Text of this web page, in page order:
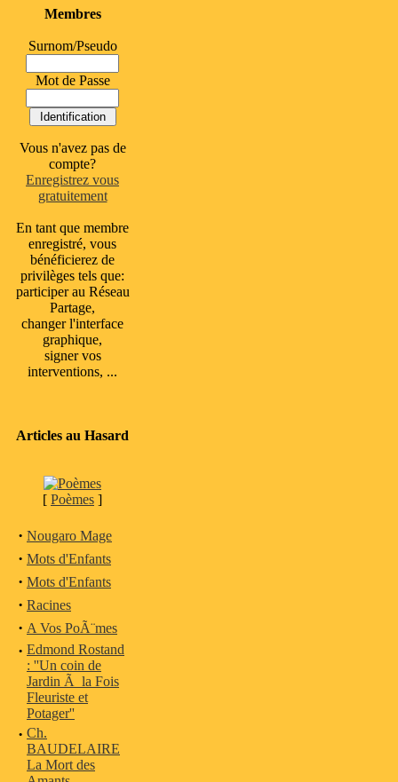
Membres
Surnom/Pseudo
Mot de Passe
Vous n'avez pas de
compte?
Enregistrez vous
gratuitement
En tant que membre
enregistré, vous
bénéficierez de
privilèges tels que:
participer au Réseau
Partage,
changer l'interface
graphique,
signer vos
interventions, ...
Articles au Hasard
[ Poèmes ]
· Nougaro Mage
· Mots d'Enfants
· Mots d'Enfants
· Racines
· A Vos PoÃ¨mes
· Edmond Rostand
: ''Un coin de
Jardin Ã la Fois
Fleuriste et
Potager''
· Ch.
BAUDELAIRE
La Mort des